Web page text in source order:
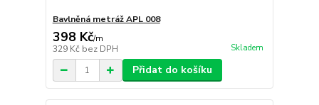
Bavlněná metráž APL 008
398 Kč/m
329 Kč bez DPH Skladem
Přidat do košíku